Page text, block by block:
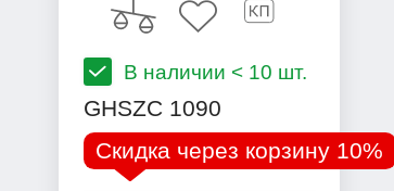
В наличии < 10 шт.
GHSZC 1090
Скидка через корзину 10%